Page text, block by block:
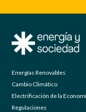
Energías Renovables
Cambio Climático
Electrificación de la
Regulaciones